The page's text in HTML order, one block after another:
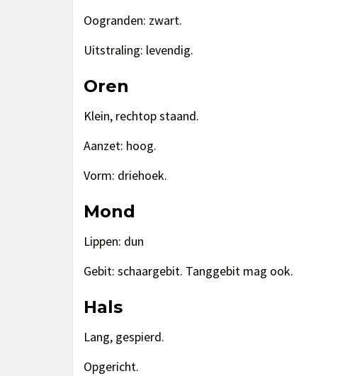
Oogranden: zwart.
Uitstraling: levendig.
Oren
Klein, rechtop staand.
Aanzet: hoog.
Vorm: driehoek.
Mond
Lippen: dun
Gebit: schaargebit. Tanggebit mag ook.
Hals
Lang, gespierd.
Opgericht.